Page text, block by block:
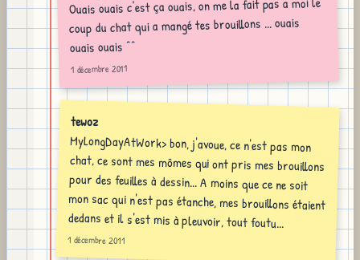
Ouais ouais c'est ça ouais, on me la fait pas a moi le
coup du chat qui a mangé tes brouillons ... ouais
ouais ouais ^^
1 décembre 2011
tewoz
MyLongDayAtWork> bon, j'avoue, ce n'est pas mon
chat, ce sont mes mômes qui ont pris mes brouillons
pour des feuilles à dessin... A moins que ce ne soit
mon sac qui n'est pas étanche, mes brouillons étaient
dedans et il s'est mis à pleuvoir, tout foutu...
1 décembre 2011